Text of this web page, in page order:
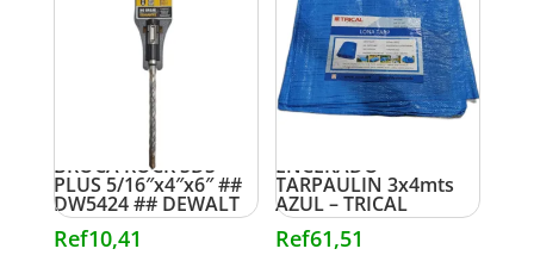
BROCA ROCK SDS
PLUS 5/16″x4″x6″ ##
DW5424 ## DEWALT
Ref10,41
ENCERADO
TARPAULIN 3x4mts
AZUL – TRICAL
Ref61,51